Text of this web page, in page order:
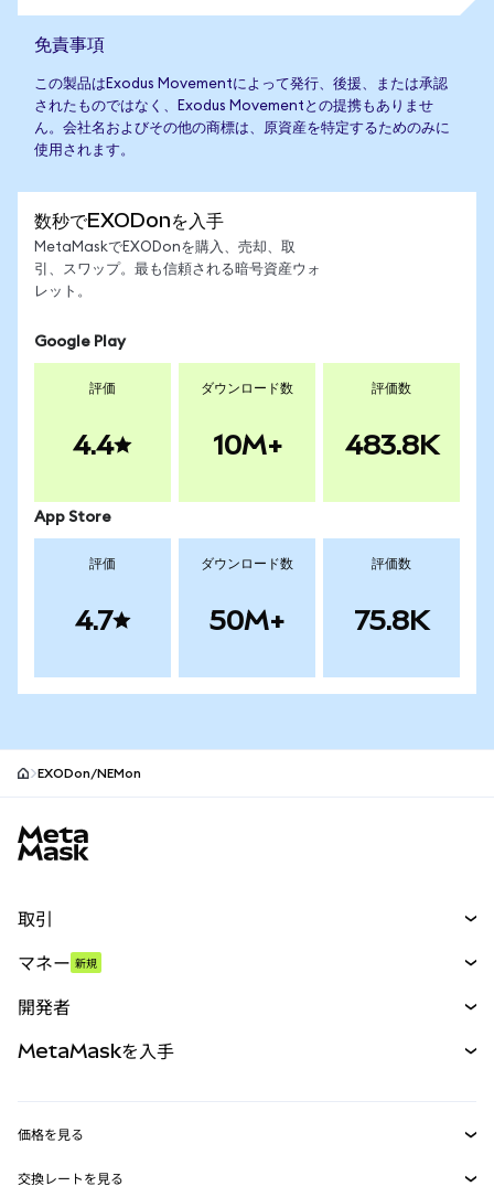
免責事項
この製品はExodus Movementによって発行、後援、または承認
されたものではなく、Exodus Movementとの提携もありませ
ん。会社名およびその他の商標は、原資産を特定するためのみに
使用されます。
数秒でEXODonを入手
MetaMaskでEXODonを購入、売却、取
引、スワップ。最も信頼される暗号資産ウォ
レット。
Google Play
評価
4.4
ダウンロード数
10M+
評価数
483.8K
App Store
評価
4.7
ダウンロード数
50M+
評価数
75.8K
EXODon/NEMon
取引
パーペチュアル
RWA
マネー 新規
開発者
MetaMask Connect
MetaMaskを入手
価格を見る
イーサリアムの価格
交換レートを見る